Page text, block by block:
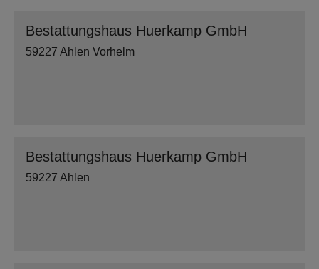
Bestattungshaus Huerkamp GmbH
59227 Ahlen Vorhelm
Bestattungshaus Huerkamp GmbH
59227 Ahlen